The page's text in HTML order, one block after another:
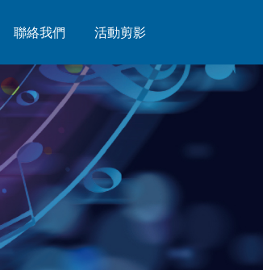
聯絡我們 活動剪影
聯絡我們 活動剪影